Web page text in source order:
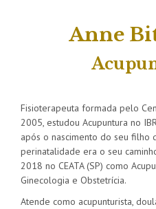
Anne
Fisioterapeuta formada pelo
2005, estudou Acupuntura no
após o nascimento do seu filho
perinatalidade era o seu
2018 no CEATA (SP) como
Ginecologia e Obstetrícia.
Atende como acupunturista,